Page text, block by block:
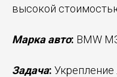
высокой
Марка авто: BMW
Задача: Укрепление